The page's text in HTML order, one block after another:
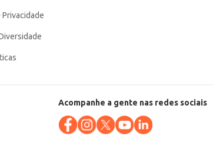
Acompanhe a gente nas redes sociais